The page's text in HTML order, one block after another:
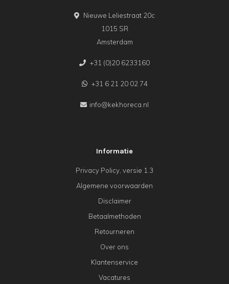
Nieuwe Leliestraat 20c
1015 SR
Amsterdam
+31 (0)20 6233160
+31 6 21 20 02 74
info@kekhoreca.nl
Informatie
Privacy Policy, versie 1.3
Algemene voorwaarden
Disclaimer
Betaalmethoden
Retourneren
Over ons
Klantenservice
Vacatures